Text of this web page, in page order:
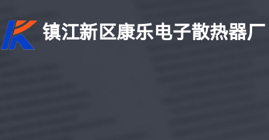
镇江新区康乐电子散热器厂